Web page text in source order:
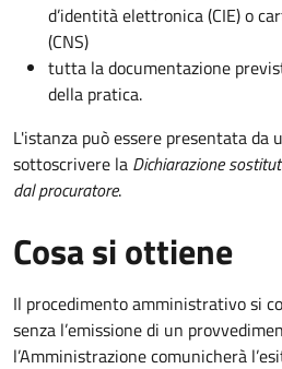
d’identità elettronica (CIE) o
(CNS)
tutta la documentazione
della pratica.
L'istanza può essere presentata da
sottoscrivere la Dichiarazione
dal procuratore.
Cosa si ottiene
Il procedimento amministrativo si
senza l’emissione di un
l’Amministrazione comunicherà